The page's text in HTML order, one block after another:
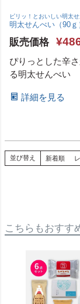
ピリッ！とおいしい明太
明太せんべい（90ｇ
販売価格 ¥
ぴりっとした辛
る明太せんべい
詳細を見る
並び替え 新着順
こちらもおすす